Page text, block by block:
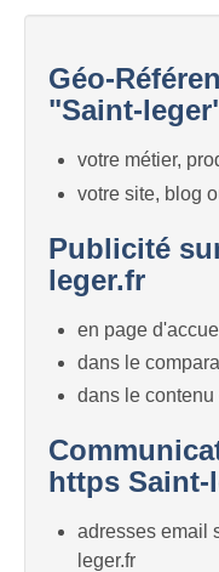
Géo-
"Saint-
votre métier,
votre site, blog
Publicité
leger.fr
en page
dans le
dans le
https Saint-
adresses email
leger.fr